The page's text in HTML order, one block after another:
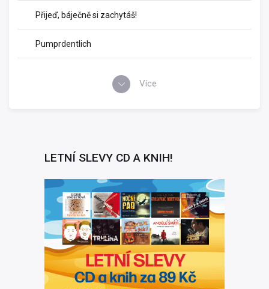
Přijeď, báječně si zachytáš!
Pumprdentlich
Více
LETNÍ SLEVY CD A KNIH!